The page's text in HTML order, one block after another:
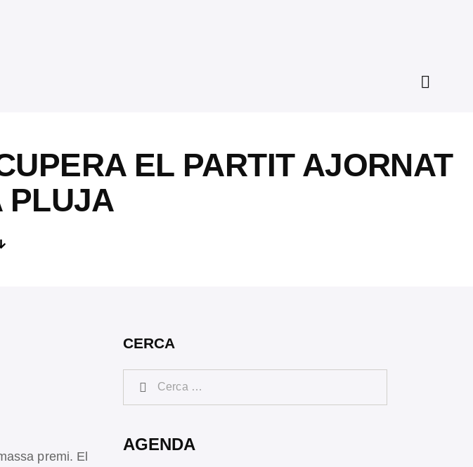
EL PARTIT AJORNAT
PLUJA
premi. El
CERCA
AGENDA